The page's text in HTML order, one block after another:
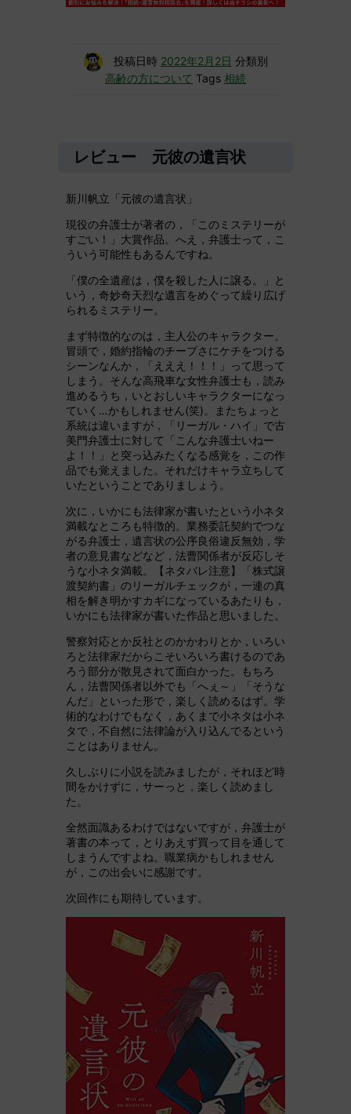
投稿日時 2022年2月2日 分類別
高齢の方について Tags 相続
レビュー 元彼の遺言状
新川帆立「元彼の遺言状」
現役の弁護士が著者の，「このミステリーが
すごい！」大賞作品。へえ，弁護士って，こ
ういう可能性もあるんですね。
「僕の全遺産は，僕を殺した人に譲る。」と
いう，奇妙奇天烈な遺言をめぐって繰り広げ
られるミステリー。
まず特徴的なのは，主人公のキャラクター。
冒頭で，婚約指輪のチープさにケチをつける
シーンなんか，「えええ！！！」って思って
しまう。そんな高飛車な女性弁護士も，読み
進めるうち，いとおしいキャラクターになっ
ていく…かもしれません(笑)。またちょっと
系統は違いますが，「リーガル・ハイ」で古
美門弁護士に対して「こんな弁護士いねー
よ！！」と突っ込みたくなる感覚を，この作
品でも覚えました。それだけキャラ立ちして
いたということでありましょう。
次に，いかにも法律家が書いたという小ネタ
満載なところも特徴的。業務委託契約でつな
がる弁護士，遺言状の公序良俗違反無効，学
者の意見書などなど，法曹関係者が反応しそ
うな小ネタ満載。【ネタバレ注意】「株式譲
渡契約書」のリーガルチェックが，一連の真
相を解き明かすカギになっているあたりも，
いかにも法律家が書いた作品と思いました。
警察対応とか反社とのかかわりとか，いろい
ろと法律家だからこそいろいろ書けるのであ
ろう部分が散見されて面白かった。もちろ
ん，法曹関係者以外でも「へぇ～」「そうな
んだ」といった形で，楽しく読めるはず。学
術的なわけでもなく，あくまで小ネタは小ネ
タで，不自然に法律論が入り込んでるという
ことはありません。
久しぶりに小説を読みましたが，それほど時
間をかけずに，サーっと，楽しく読めまし
た。
全然面識あるわけではないですが，弁護士が
著書の本って，とりあえず買って目を通して
しまうんですよね。職業病かもしれません
が，この出会いに感謝です。
次回作にも期待しています。